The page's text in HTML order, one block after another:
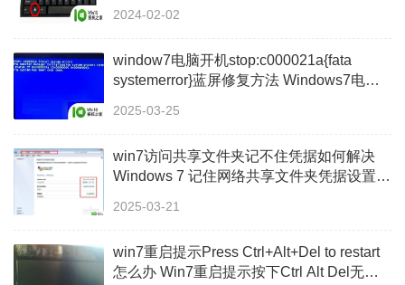
2024-02-02
window7电脑开机stop:c000021a{fata
systemerror}蓝屏修复方法 Windows7电脑
2025-03-25
win7访问共享文件夹记不住凭据如何解决
Windows 7 记住网络共享文件夹凭据设置方
2025-03-21
win7重启提示Press Ctrl+Alt+Del to restart
怎么办 Win7重启提示按下Ctrl Alt Del无法